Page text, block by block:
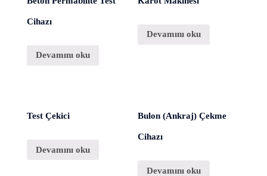
Cihazı
Devamını oku
Devamını oku
Test Çekici
Devamını oku
Bulon (Ankraj) Çekme
Cihazı
Devamını oku